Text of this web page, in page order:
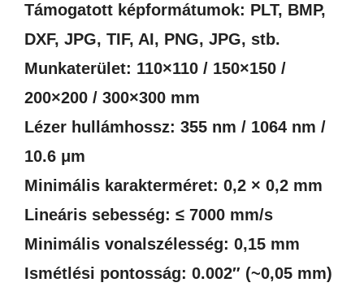
Támogatott képformátumok: PLT, BMP,
DXF, JPG, TIF, AI, PNG, JPG, stb.
Munkaterület: 110×110 / 150×150 /
200×200 / 300×300 mm
Lézer hullámhossz: 355 nm / 1064 nm /
10.6 μm
Minimális karakterméret: 0,2 × 0,2 mm
Lineáris sebesség: ≤ 7000 mm/s
Minimális vonalszélesség: 0,15 mm
Ismétlési pontosság: 0.002″ (~0,05 mm)